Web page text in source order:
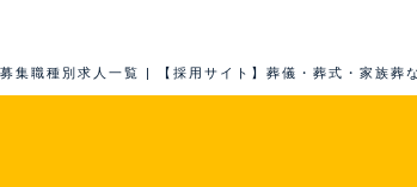
募集職種別求人一覧 | 【採用サイト】葬儀・葬式・家族葬